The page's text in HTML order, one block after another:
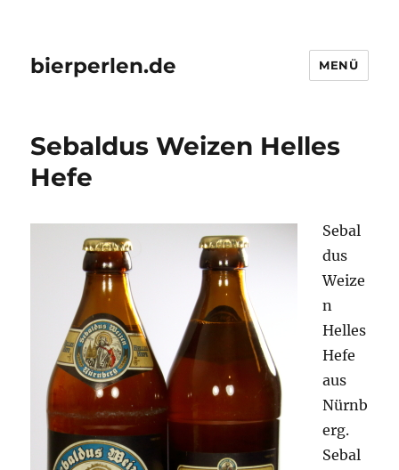
bierperlen.de MENÜ
Sebaldus Weizen Helles
Hefe
Sebal
dus
Weize
n
Helles
Hefe
aus
Nürnb
erg.
Sebal